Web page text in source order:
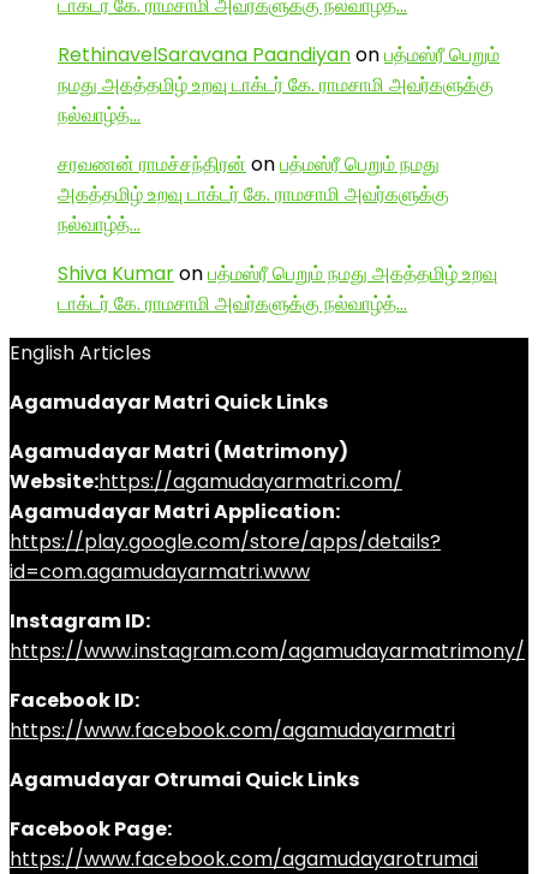
RethinavelSaravana Paandiyanonபத்மஸ்ரீ பெறும்
நமது அகத்தமிழ் உறவு டாக்டர் கே. ராமசாமி அவர்களுக்கு
நல்வாழ்த்…
சரவணன் ராமச்சந்திரன் onபத்மஸ்ரீ பெறும் நமது
அகத்தமிழ் உறவு டாக்டர் கே. ராமசாமி அவர்களுக்கு
நல்வாழ்த்…
Shiva Kumaronபத்மஸ்ரீ பெறும் நமது அகத்தமிழ் உறவு
டாக்டர் கே. ராமசாமி அவர்களுக்கு நல்வாழ்த்…
English Articles
Agamudayar Matri Quick Links
Agamudayar Matri (Matrimony)
Website:https://agamudayarmatri.com/
Agamudayar Matri Application:
https://play.google.com/store/apps/details?
id=com.agamudayarmatri.www
Instagram ID:
https://www.instagram.com/agamudayarmatrimony/
Facebook ID:
https://www.facebook.com/agamudayarmatri
Agamudayar Otrumai Quick Links
Facebook Page:
https://www.facebook.com/agamudayarotrumai